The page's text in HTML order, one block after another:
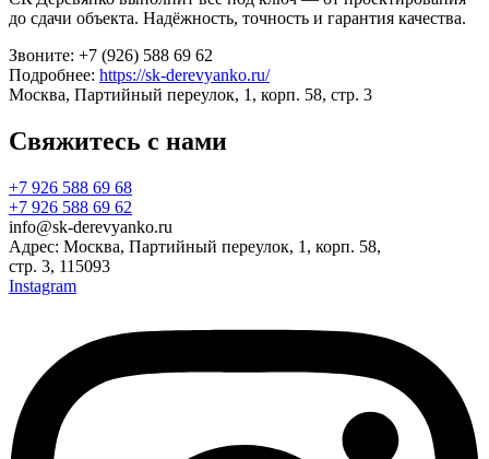
до сдачи объекта. Надёжность, точность и гарантия качества.
Звоните: +7 (926) 588 69 62
Подробнее: https://sk-derevyanko.ru/
Москва, Партийный переулок, 1, корп. 58, стр. 3
Свяжитесь с нами
+7 926 588 69 68
+7 926 588 69 62
info@sk-derevyanko.ru
Адрес: Москва, Партийный переулок, 1, корп. 58,
стр. 3, 115093
Instagram